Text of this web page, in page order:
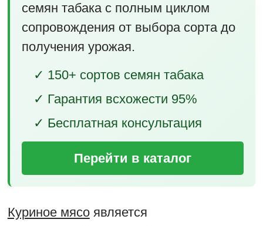
семян табака с полным циклом
сопровождения от выбора сорта до
получения урожая.
✓ 150+ сортов семян табака
✓ Гарантия всхожести 95%
✓ Бесплатная консультация
Перейти в каталог
Куриное мясоявляется